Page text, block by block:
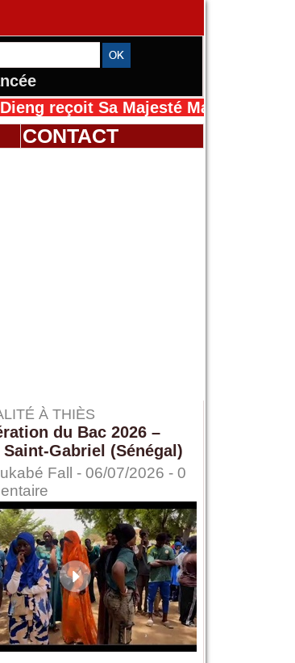
Sa Majesté Mansah Cissé au
CONTACT
À THIÈS
du Bac 2026 –
Saint-Gabriel (Sénégal)
Fall - 06/07/2026 - 0